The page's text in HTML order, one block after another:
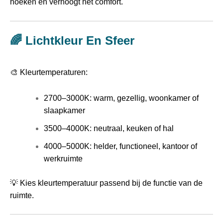
hoeken en verhoogt het comfort.
🌈 Lichtkleur En Sfeer
🎨 Kleurtemperaturen:
2700–3000K: warm, gezellig, woonkamer of
slaapkamer
3500–4000K: neutraal, keuken of hal
4000–5000K: helder, functioneel, kantoor of
werkruimte
💡 Kies kleurtemperatuur passend bij de functie van de
ruimte.